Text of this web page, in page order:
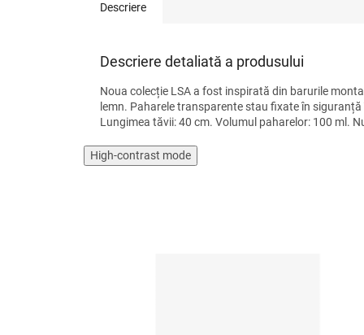
Descriere
Descriere detaliată a produsului
Noua colecție LSA a fost inspirată din barurile
lemn. Paharele transparente stau fixate în
Lungimea tăvii: 40 cm. Volumul paharelor: 100 ml.
High-contrast mode